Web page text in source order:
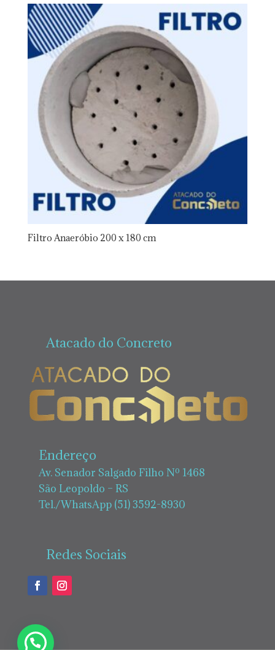
Filtro Anaeróbio 200 x 180 cm
Atacado do Concreto
Endereço
Av. Senador Salgado Filho Nº 1468
São Leopoldo – RS
Tel./WhatsApp (51) 3592-8930
Redes Sociais